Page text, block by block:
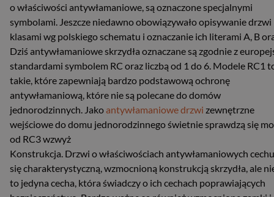
o właściwości antywłamaniowe, są oznaczone specjalnymi
symbolami. Jeszcze niedawno obowiązywało opisywanie drzwi
klasami wg polskiego schematu i oznaczanie ich literami A, B
Dziś antywłamaniowe skrzydła oznaczane są zgodnie z
standardami symbolem RC oraz liczbą od 1 do 6. Modele RC1
takie, które zapewniają bardzo podstawową ochronę
antywłamaniową, które nie są polecane do domów
jednorodzinnych. Jako antywłamaniowe drzwi zewnętrzne
wejściowe do domu jednorodzinnego świetnie sprawdzą się
od RC3 wzwyż
Konstrukcja. Drzwi o właściwościach antywłamaniowych
się charakterystyczną, wzmocnioną konstrukcją skrzydła, ale
to jedyna cecha, która świadczy o ich cechach poprawiających